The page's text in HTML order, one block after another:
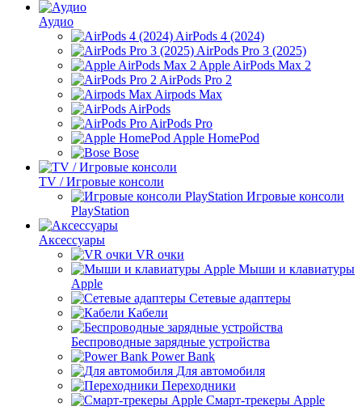
Аудио
AirPods 4 (2024)
AirPods Pro 3 (2025)
Apple AirPods Max 2
AirPods Pro 2
Airpods Max
AirPods
AirPods Pro
Apple HomePod
Bose
TV / Игровые консоли
Игровые консоли
PlayStation
Аксессуары
VR очки
Мыши и клавиатуры
Apple
Сетевые адаптеры
Кабели
Беспроводные зарядные устройства
Power Bank
Для автомобиля
Переходники
Смарт-трекеры Apple